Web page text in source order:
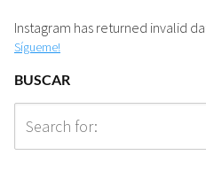
Instagram has returned invalid
Sígueme!
BUSCAR